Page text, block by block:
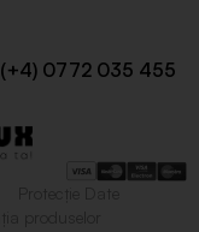
(+4) 0772 035 455